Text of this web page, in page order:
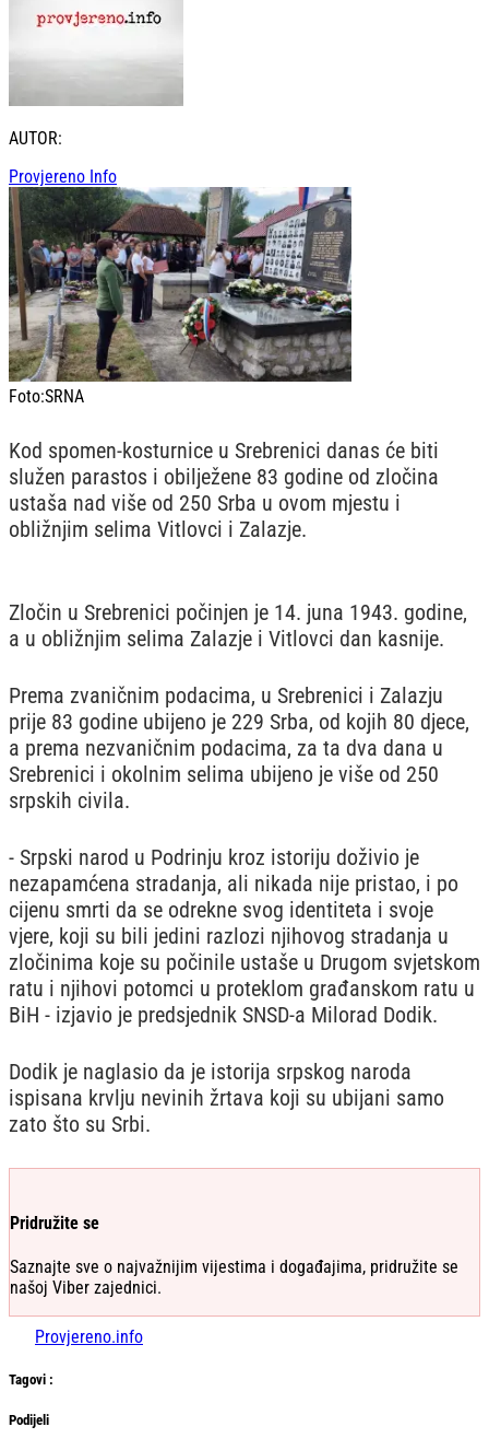
AUTOR:
Provjereno Info
Foto:SRNA
Kod spomen-kosturnice u Srebrenici danas će biti
služen parastos i obilježene 83 godine od zločina
ustaša nad više od 250 Srba u ovom mjestu i
obližnjim selima Vitlovci i Zalazje.
Zločin u Srebrenici počinjen je 14. juna 1943. godine,
a u obližnjim selima Zalazje i Vitlovci dan kasnije.
Prema zvaničnim podacima, u Srebrenici i Zalazju
prije 83 godine ubijeno je 229 Srba, od kojih 80 djece,
a prema nezvaničnim podacima, za ta dva dana u
Srebrenici i okolnim selima ubijeno je više od 250
srpskih civila.
- Srpski narod u Podrinju kroz istoriju doživio je
nezapamćena stradanja, ali nikada nije pristao, i po
cijenu smrti da se odrekne svog identiteta i svoje
vjere, koji su bili jedini razlozi njihovog stradanja u
zločinima koje su počinile ustaše u Drugom svjetskom
ratu i njihovi potomci u proteklom građanskom ratu u
BiH - izjavio je predsjednik SNSD-a Milorad Dodik.
Dodik je naglasio da je istorija srpskog naroda
ispisana krvlju nevinih žrtava koji su ubijani samo
zato što su Srbi.
Pridružite se
Saznajte sve o najvažnijim vijestima i događajima, pridružite se
našoj Viber zajednici.
Provjereno.info
Tagovi :
Podijeli